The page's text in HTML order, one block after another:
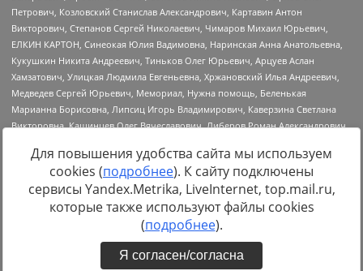
Источник:https://minjust.gov.ru/uploaded/files/reestr-
inostrannyih-agentov-22-03-2024.pdfданные на22.03.2024
Для повышения удобства сайта мы используем
cookies (подробнее). К сайту подключены
сервисы Yandex.Metrika, LiveInternet, top.mail.ru,
которые также используют файлы cookies
(подробнее).
Я согласен/согласна